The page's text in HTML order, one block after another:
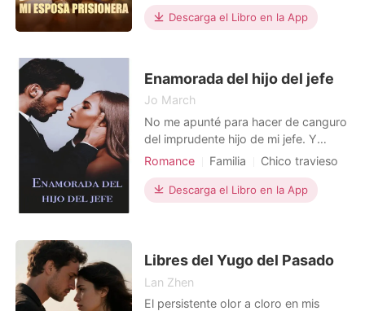
y llegó el momento del divorcio.
Sorprendentemente, Kolton se negó a
Arrogante/Dominante
Descarga el Libro en la App
Enamorada del hijo del jefe
Jo March
No me apunté para hacer de canguro
del imprudente hijo de mi jefe. Y
definitivamente no me inscribí para
Autosuficiente, siempre lo he sido. ¿Y
cuando un hombre con más encanto
Por favor. Fernando Cr
Romance Familia
Chico travieso
Amor en la oficina
Arrogante/Dominante
Descarga el Libro en la App
Libres del Yugo del Pasado
Lan Zhen
El persistente olor a cloro en mis